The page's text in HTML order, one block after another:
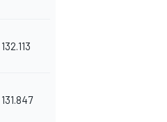
132.113
131.847